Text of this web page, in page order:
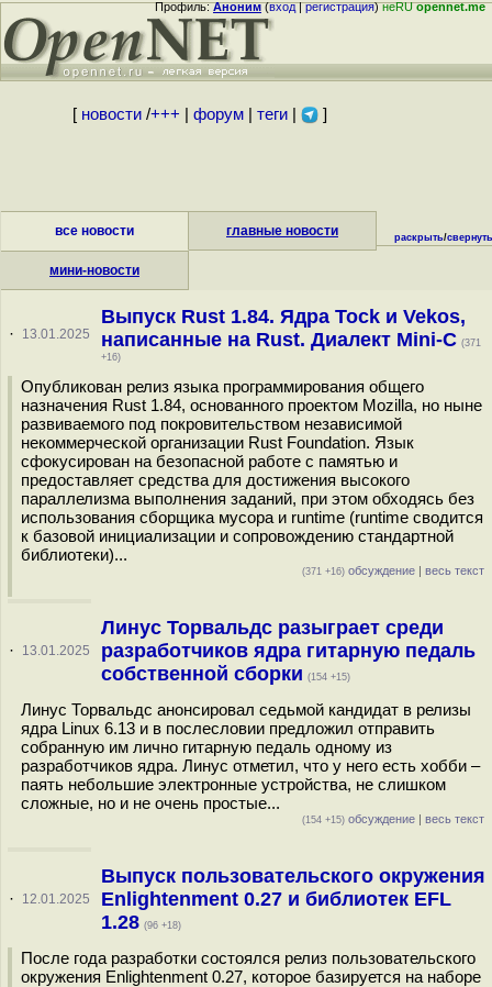
Профиль:Аноним(вход|регистрация)неRUopennet.me
[ новости/+++ форум| теги| ]
все новости главные новости
мини-новости
раскрыть/свернуть
· 13.01.2025
Выпуск Rust 1.84. Ядра Tock и Vekos,
написанные на Rust. Диалект Mini-C (371
+16)
Опубликован релиз языка программирования общего
назначения Rust 1.84, основанного проектом Mozilla, но ныне
развиваемого под покровительством независимой
некоммерческой организации Rust Foundation. Язык
сфокусирован на безопасной работе с памятью и
предоставляет средства для достижения высокого
параллелизма выполнения заданий, при этом обходясь без
использования сборщика мусора и runtime (runtime сводится
к базовой инициализации и сопровождению стандартной
библиотеки)...
(371 +16) обсуждение | весь текст
· 13.01.2025
Линус Торвальдс разыграет среди
разработчиков ядра гитарную педаль
собственной сборки (154 +15)
Линус Торвальдс анонсировал седьмой кандидат в релизы
ядра Linux 6.13 и в послесловии предложил отправить
собранную им лично гитарную педаль одному из
разработчиков ядра. Линус отметил, что у него есть хобби –
паять небольшие электронные устройства, не слишком
сложные, но и не очень простые...
(154 +15) обсуждение | весь текст
· 12.01.2025
Выпуск пользовательского окружения
Enlightenment 0.27 и библиотек EFL
1.28 (96 +18)
После года разработки состоялся релиз пользовательского
окружения Enlightenment 0.27, которое базируется на наборе